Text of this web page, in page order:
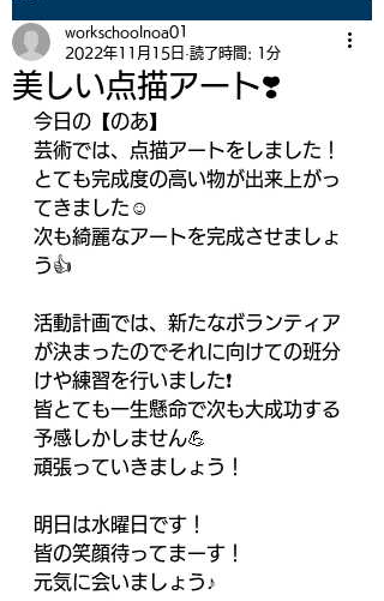
美しい点描アート❣️
workschoolnoa01
2022年11月15日 読了時間: 1分
今日の【のあ】
芸術では、点描アートをしました！
とても完成度の高い物が出来上がっ
てきました☺️
次も綺麗なアートを完成させましょ
う👍
活動計画では、新たなボランティア
が決まったのでそれに向けての班分
けや練習を行いました❗️
皆とても一生懸命で次も大成功する
予感しかしません💪
頑張っていきましょう！
明日は水曜日です！
皆の笑顔待ってまーす！
元気に会いましょう♪